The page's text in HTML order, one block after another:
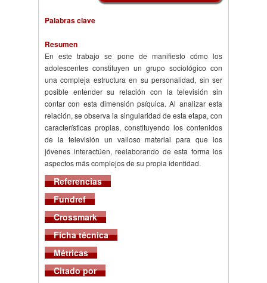
Palabras clave
Resumen
En este trabajo se pone de manifiesto cómo los
adolescentes constituyen un grupo sociológico con
una compleja estructura en su personalidad, sin ser
posible entender su relación con la televisión sin
contar con esta dimensión psíquica. Al analizar esta
relación, se observa la singularidad de esta etapa, con
características propias, constituyendo los contenidos
de la televisión un valioso material para que los
jóvenes interactúen, reelaborando de esta forma los
aspectos más complejos de su propia identidad.
Referencias
Fundref
Crossmark
Ficha técnica
Métricas
Citado por